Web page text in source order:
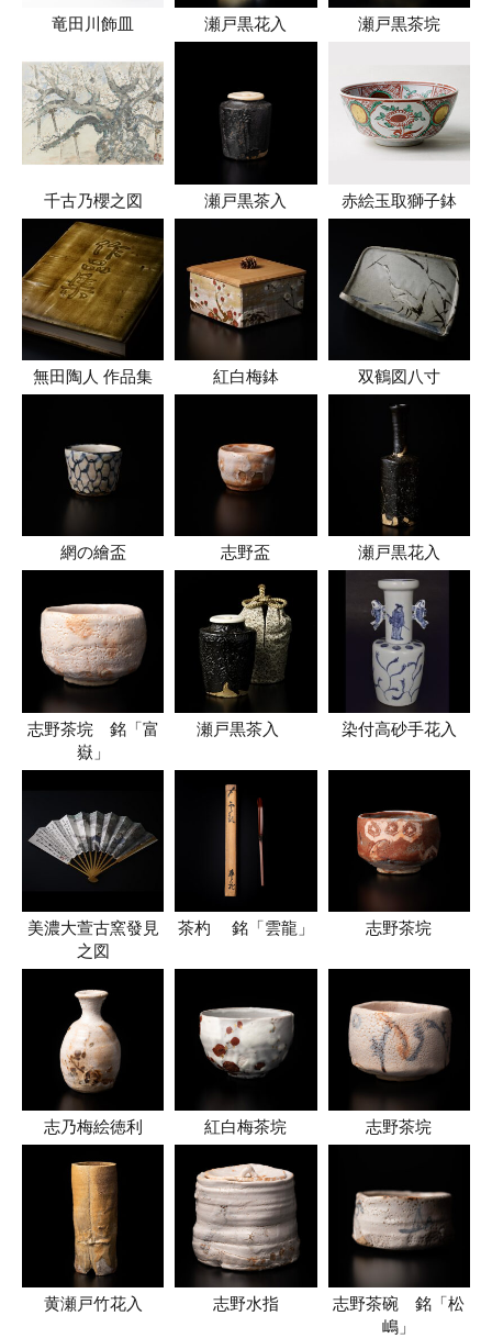
竜田川飾皿 瀬戸黒花入 瀬戸黒茶垸
千古乃櫻之図 瀬戸黒茶入 赤絵玉取獅子鉢
無田陶人 作品集 紅白梅鉢 双鶴図八寸
網の繪盃 志野盃 瀬戸黒花入
志野茶垸 銘「富
嶽」
瀬戸黒茶入 染付高砂手花入
美濃大萱古窯發見
之図
茶杓 銘「雲龍」 志野茶垸
志乃梅絵徳利 紅白梅茶垸 志野茶垸
黄瀬戸竹花入 志野水指
志野茶碗 銘「松
嶋」